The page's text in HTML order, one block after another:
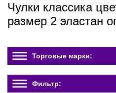
Чулки классика
размер 2 эластан
Торговые марки:
Фильтр: